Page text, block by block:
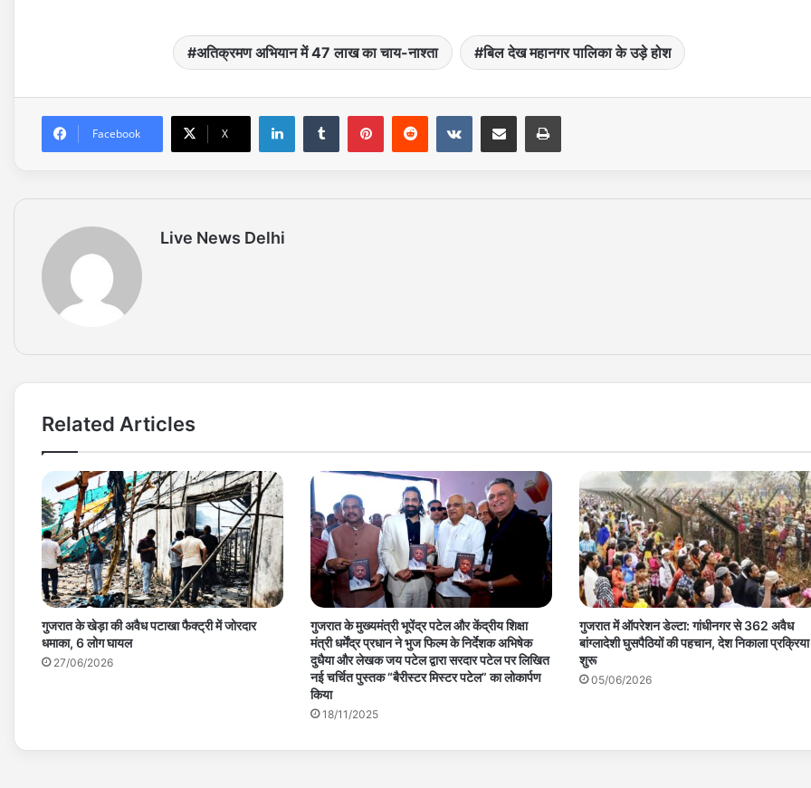
अतिक्रमण अभियान में 47 लाख का चाय-नाश्ता बिल देख महानगर पालिका के उड़े होश
Facebook X
Live News Delhi
Related Articles
गुजरात के खेड़ा की अवैध पटाखा फैक्ट्री में जोरदार
धमाका, 6 लोग घायल
27/06/2026
गुजरात के मुख्यमंत्री भूपेंद्र पटेल और केंद्रीय शिक्षा
मंत्री धर्मेंद्र प्रधान ने भुज फिल्म के निर्देशक अभिषेक
दुधैया और लेखक जय पटेल द्वारा सरदार पटेल पर लिखित
नई चर्चित पुस्तक “बैरीस्टर मिस्टर पटेल” का लोकार्पण
किया
18/11/2025
गुजरात में ऑपरेशन डेल्टा: गांधीनगर से 362 अवैध
बांग्लादेशी घुसपैठियों की पहचान, देश निकाला प्रक्रिया
शुरू
05/06/2026